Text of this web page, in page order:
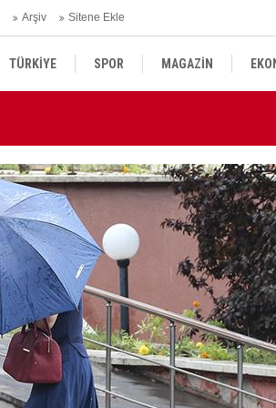
Arşiv Sitene Ekle
TÜRKİYE SPOR MAGAZİN